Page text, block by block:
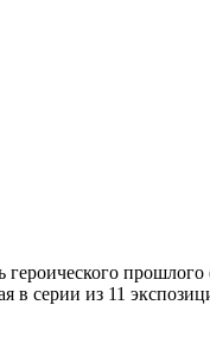
прошлого
серии из 11